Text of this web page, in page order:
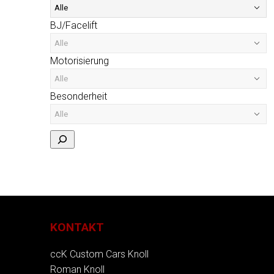
BJ/Facelift
Motorisierung
Besonderheit
KONTAKT
ccK Custom Cars Knoll
Roman Knoll